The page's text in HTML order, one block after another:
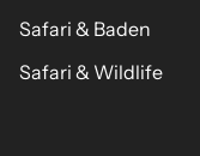
Safari & Baden
Safari & Wildlife